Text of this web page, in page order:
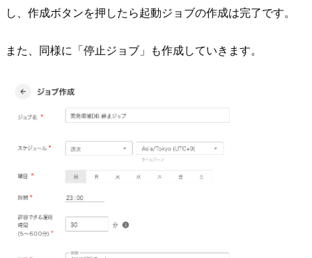
し、作成ボタンを押したら起動ジョブの作成は完了です。
また、同様に「停止ジョブ」も作成していきます。